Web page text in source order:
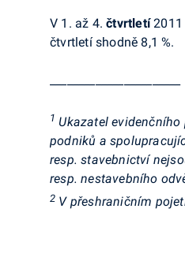
V 1. až 4.čtvrtletí2011
čtvrtletí shodně 8,1 %.
1 Ukazatel
podniků a
resp. stavebnictví
resp. nestavebního
2 V přeshraničním